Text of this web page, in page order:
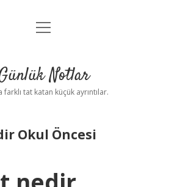
Anasayfa
Yasal Uyarı
menüyü
Notlar
farklı tat katan küçük ayrıntılar.
Okul Öncesi